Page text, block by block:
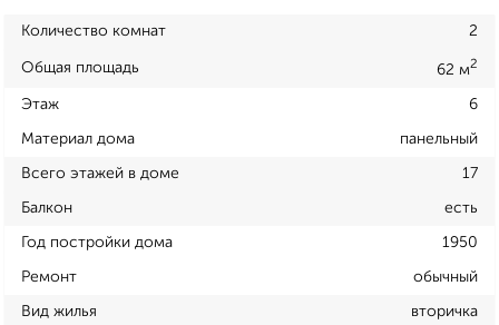
Количество комнат 2
Общая площадь 62 м2
Этаж 6
Материал дома панельный
Всего этажей в доме 17
Балкон есть
Год постройки дома 1950
Ремонт обычный
Вид жилья вторичка